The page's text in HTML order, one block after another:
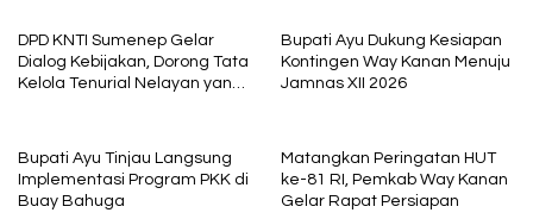
DPD KNTI Sumenep Gelar
Dialog Kebijakan, Dorong Tata
Kelola Tenurial Nelayan yang
Bupati Ayu Dukung Kesiapan
Kontingen Way Kanan Menuju
Jamnas XII 2026
Bupati Ayu Tinjau Langsung
Implementasi Program PKK di
Buay Bahuga
Matangkan Peringatan HUT
ke-81 RI, Pemkab Way Kanan
Gelar Rapat Persiapan